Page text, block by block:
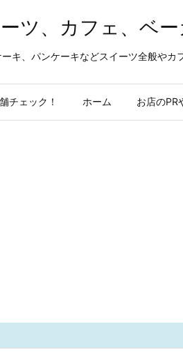
ツ、カフェ、ベ
ーキ、パンケーキなどスイーツ全般やカ
チェック！ ホーム お店のPR